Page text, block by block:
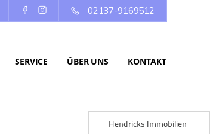
02137-9169512
SERVICE ÜBER UNS KONTAKT